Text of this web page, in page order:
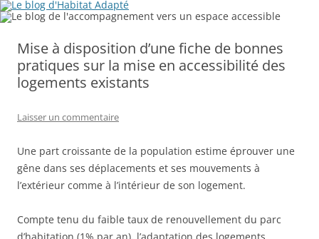
Mise à disposition d’une fiche de bonnes
pratiques sur la mise en accessibilité des
logements existants
Laisser un commentaire
Une part croissante de la population estime éprouver une
gêne dans ses déplacements et ses mouvements à
l’extérieur comme à l’intérieur de son logement.
Compte tenu du faible taux de renouvellement du parc